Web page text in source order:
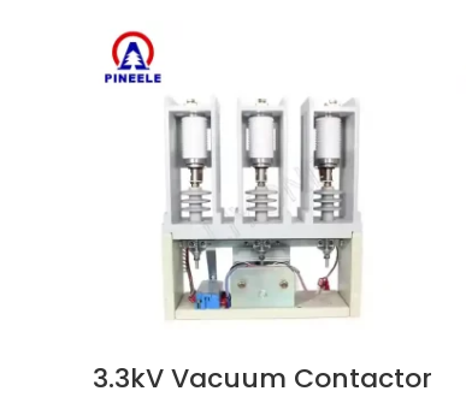
지금 보기
3.3kV Vacuum Contactor